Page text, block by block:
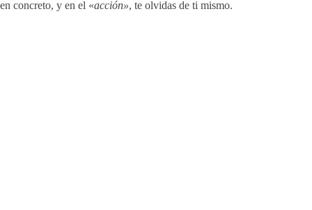
en concreto, y en el «acción», te olvidas de ti mismo.